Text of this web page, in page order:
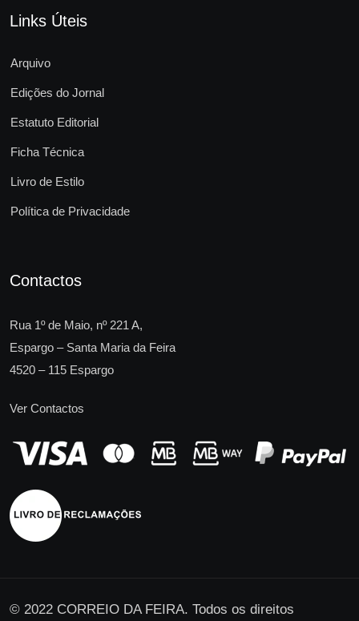
Links Úteis
Arquivo
Edições do Jornal
Estatuto Editorial
Ficha Técnica
Livro de Estilo
Política de Privacidade
Contactos
Rua 1º de Maio, nº 221 A,
Espargo – Santa Maria da Feira
4520 – 115 Espargo
Ver Contactos
© 2022 CORREIO DA FEIRA. Todos os direitos